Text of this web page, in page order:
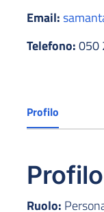
Email:
Telefono:050
Profilo
Profilo
Ruolo: